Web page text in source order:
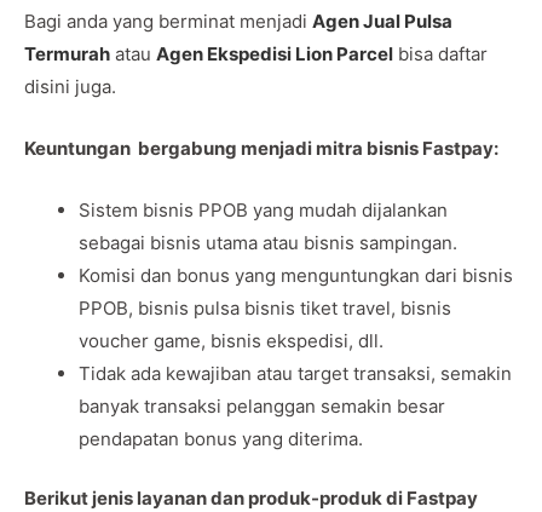
Bagi anda yang berminat menjadi Agen Jual Pulsa
Termurah atau Agen Ekspedisi Lion Parcel bisa daftar
disini juga.
Keuntungan bergabung menjadi mitra bisnis Fastpay:
Sistem bisnis PPOB yang mudah dijalankan
sebagai bisnis utama atau bisnis sampingan.
Komisi dan bonus yang menguntungkan dari bisnis
PPOB, bisnis pulsa bisnis tiket travel, bisnis
voucher game, bisnis ekspedisi, dll.
Tidak ada kewajiban atau target transaksi, semakin
banyak transaksi pelanggan semakin besar
pendapatan bonus yang diterima.
Berikut jenis layanan dan produk-produk di Fastpay